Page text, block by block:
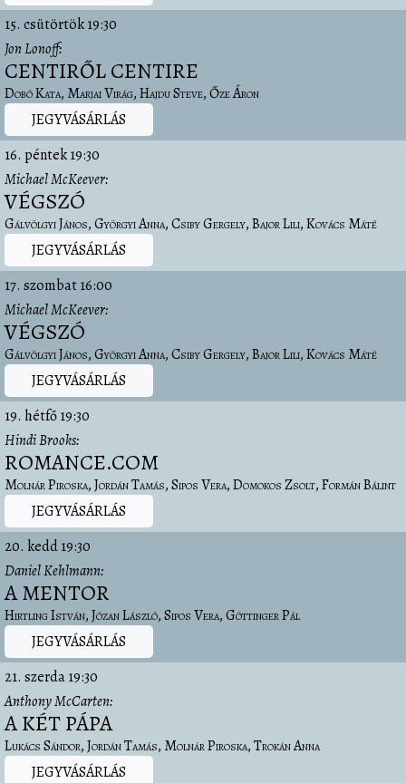
15. csütörtök19:30
Jon Lonoff
CENTIRŐL CENTIRE
Dobó Kata Marjai Virág Hajdu Steve Őze Áron
JEGYVÁSÁRLÁS
16. péntek19:30
Michael McKeever
VÉGSZÓ
Gálvölgyi János Györgyi Anna Csiby Gergely Bajor Lili Kovács Máté
JEGYVÁSÁRLÁS
17. szombat16:00
Michael McKeever
VÉGSZÓ
Gálvölgyi János Györgyi Anna Csiby Gergely Bajor Lili Kovács Máté
JEGYVÁSÁRLÁS
19. hétfő19:30
Hindi Brooks
ROMANCE.COM
Molnár Piroska Jordán Tamás Sipos Vera Domokos Zsolt Formán Bálint
JEGYVÁSÁRLÁS
20. kedd19:30
Daniel Kehlmann
A MENTOR
Hirtling István Józan László Sipos Vera Göttinger Pál
JEGYVÁSÁRLÁS
21. szerda19:30
Anthony McCarten
A KÉT PÁPA
Lukács Sándor Jordán Tamás Molnár Piroska Trokán Anna
JEGYVÁSÁRLÁS